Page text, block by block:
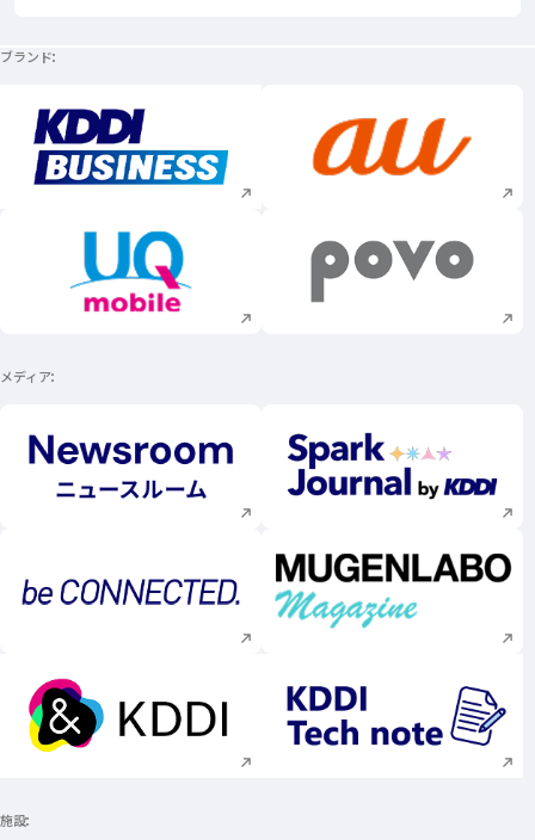
ブランド
新規ウィンドウで開く 新規ウィンドウで
新規ウィンドウで開く 新規ウィンドウで
メディア
新規ウィンドウで開く 新規ウィンドウで
新規ウィンドウで開く 新規ウィンドウで
新規ウィンドウで開く 新規ウィンドウで
施設